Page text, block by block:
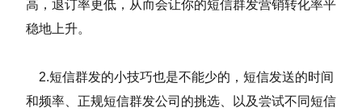
高，退订率更低，从而会让你的短信群发营销转化率平
稳地上升。
2.短信群发的小技巧也是不能少的，短信发送的时间
和频率、正规短信群发公司的挑选、以及尝试不同短信